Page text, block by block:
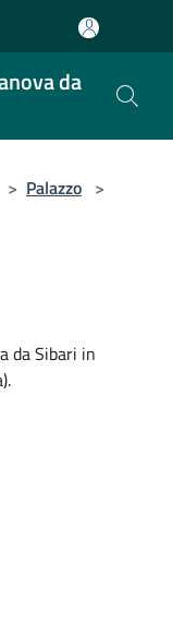
da
> Palazzo >
da Sibari in